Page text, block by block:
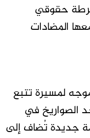
شرطة حقوقي
المضادات
وإصابة 9 آخرين بصاروخ موجه لمسيرة تتبع
الصواريخ في
لعدد 9 آخرين، في جريمة جديدة تُضاف إلى